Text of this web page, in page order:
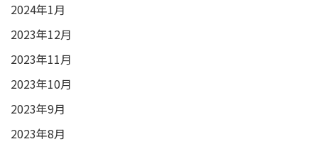
2024年1月
2023年12月
2023年11月
2023年10月
2023年9月
2023年8月